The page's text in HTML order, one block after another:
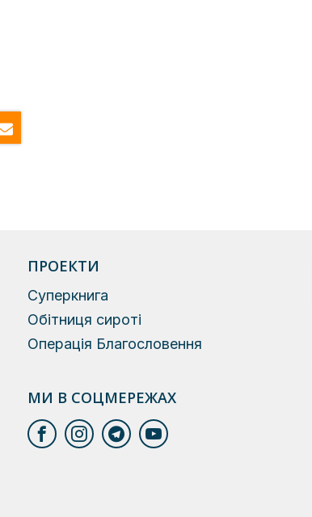
ПРОЕКТИ
Суперкнига
Обітниця сироті
Операція Благословення
МИ В СОЦМЕРЕЖАХ